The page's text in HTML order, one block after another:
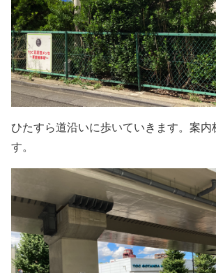
ひたすら道沿いに歩いていきます。案内
す。